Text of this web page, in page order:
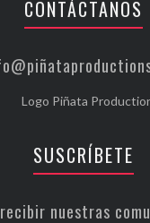
CONTÁCTANOS
SUSCRÍBETE
nuestras